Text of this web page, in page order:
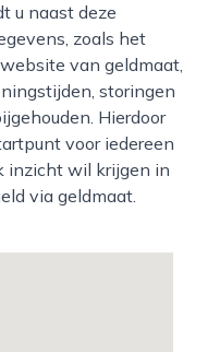
u naast deze
zoals het
van geldmaat,
storingen
Hierdoor
voor iedereen
inzicht wil krijgen in
via geldmaat.